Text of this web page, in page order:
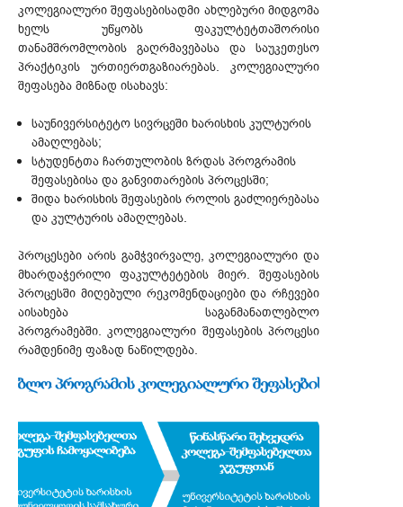
კოლეგიალური შეფასებისადმი ახლებური მიდგომა
ხელს უწყობს ფაკულტეტთაშორისი
თანამშრომლობის გაღრმავებასა და საუკეთესო
პრაქტიკის ურთიერთგაზიარებას. კოლეგიალური
შეფასება მიზნად ისახავს:
საუნივერსიტეტო სივრცეში ხარისხის კულტურის
ამაღლებას;
სტუდენტთა ჩართულობის ზრდას პროგრამის
შეფასებისა და განვითარების პროცესში;
შიდა ხარისხის შეფასების როლის გაძლიერებასა
და კულტურის ამაღლებას.
პროცესები არის გამჭვირვალე, კოლეგიალური და
მხარდაჭერილი ფაკულტეტების მიერ. შეფასების
პროცესში მიღებული რეკომენდაციები და რჩევები
აისახება საგანმანათლებლო
პროგრამებში. კოლეგიალური შეფასების პროცესი
რამდენიმე ფაზად ნაწილდება.